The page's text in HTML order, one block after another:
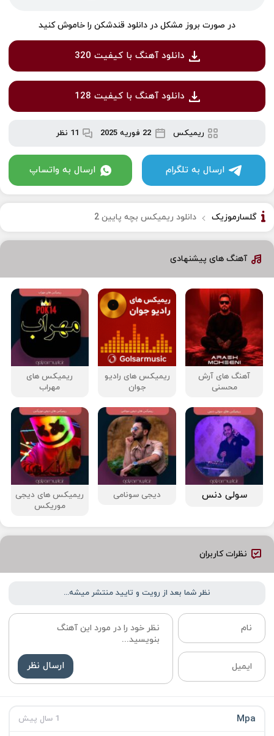
در صورت بروز مشکل در دانلود قندشکن را خاموش کنید
دانلود آهنگ با کیفیت 320
دانلود آهنگ با کیفیت 128
ریمیکس 22 فوریه 2025 11 نظر
ارسال به تلگرام ارسال به واتساپ
گلسارموزیک دانلود ریمیکس بچه پایین 2
آهنگ های پیشنهادی
آهنگ های آرش
محسنی
ریمیکس های رادیو
جوان
ریمیکس های
مهراب
سولی دنس دیجی سونامی
ریمیکس های دیجی
موریکس
نظرات کاربران
نظر شما بعد از رویت و تایید منتشر میشه...
ارسال نظر
Mpa 1 سال پیش